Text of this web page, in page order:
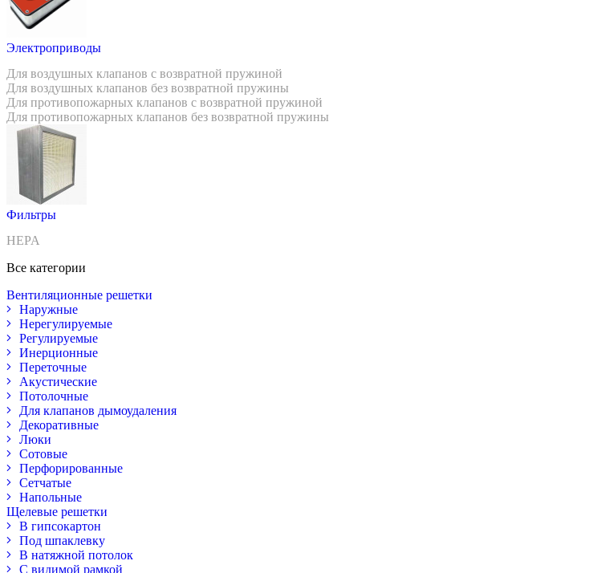
Электроприводы
Для воздушных клапанов с возвратной пружиной
Для воздушных клапанов без возвратной пружины
Для противопожарных клапанов с возвратной пружиной
Для противопожарных клапанов без возвратной пружины
Фильтры
HEPA
Все категории
Вентиляционные решетки
Наружные
Нерегулируемые
Регулируемые
Инерционные
Переточные
Акустические
Потолочные
Для клапанов дымоудаления
Декоративные
Люки
Сотовые
Перфорированные
Сетчатые
Напольные
Щелевые решетки
В гипсокартон
Под шпаклевку
В натяжной потолок
С видимой рамкой